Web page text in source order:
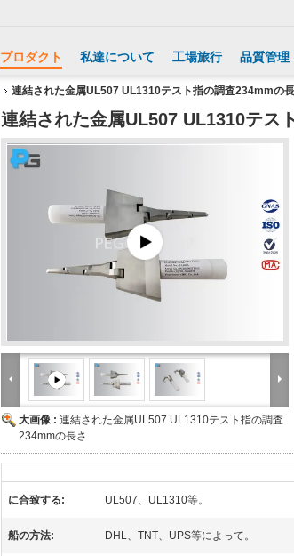
プロダクト 私達について 工場旅行 品質管理
連結された金属UL507 UL1310テスト指の調査234mmの
連結された金属UL507 UL1310テス
大画像 : 連結された金属UL507 UL1310テスト指の調査
234mmの長さ
に合致する: UL507、UL1310等。
船の方法: DHL、TNT、UPS等によって。